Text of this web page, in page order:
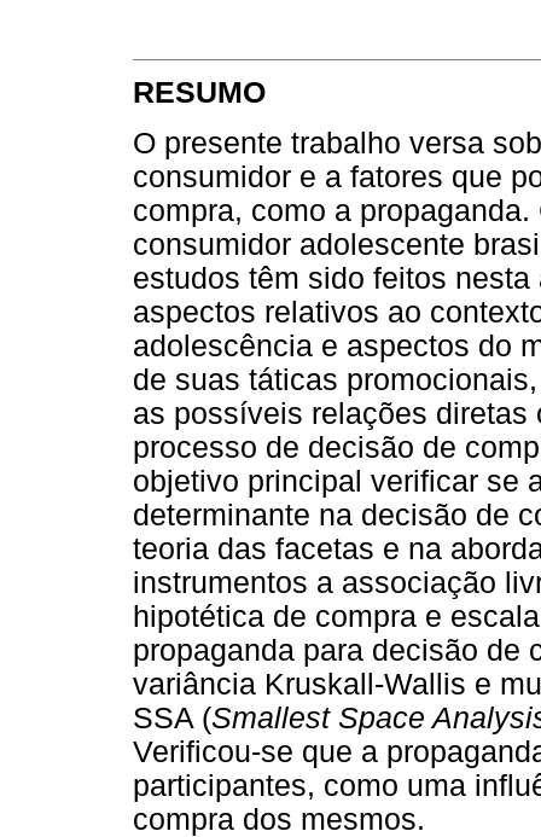
RESUMO
O presente trabalho versa
consumidor e a fatores que
compra, como a
consumidor adolescente
estudos têm sido feitos
aspectos relativos ao
adolescência e aspectos do
de suas táticas
as possíveis relações diretas
processo de decisão de
objetivo principal verificar se
determinante na decisão de
teoria das facetas e na
instrumentos a associação
hipotética de compra e
propaganda para decisão de
variância Kruskall-Wallis e
SSA (Smallest Space
Verificou-se que a
participantes, como uma
compra dos mesmos.